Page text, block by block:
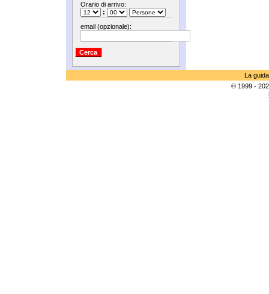
Orario di arrivo:
:
email (opzionale):
La
© 1999 -